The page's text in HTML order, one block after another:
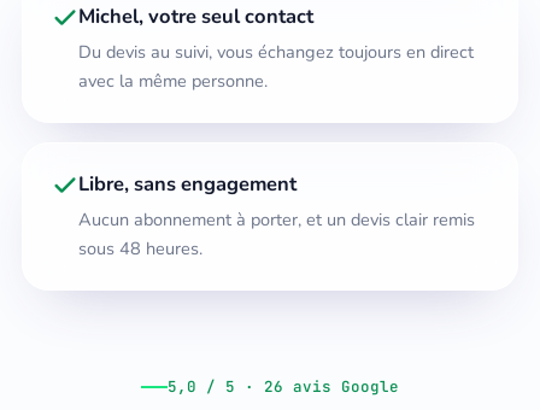
Michel, votre seul contact
Du devis au suivi, vous échangez toujours en direct
avec la même personne.
Libre, sans engagement
Aucun abonnement à porter, et un devis clair remis
sous 48 heures.
5,0 / 5 · 26 avis Google